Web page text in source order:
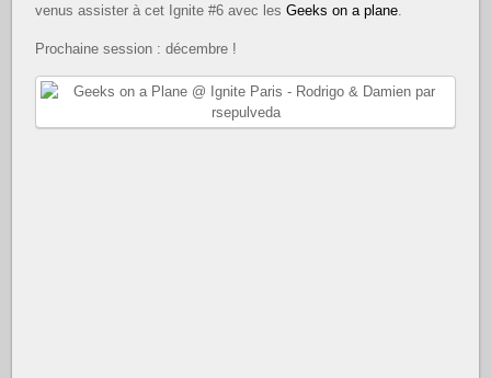
venus assister à cet Ignite #6 avec lesGeeks on a plane.
Prochaine session : décembre !